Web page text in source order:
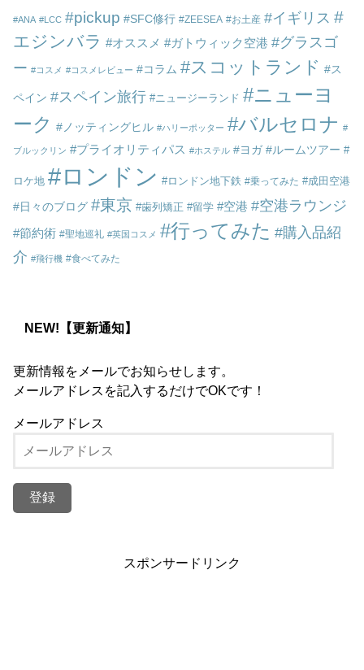
ANA LCC pickup SFC修行 ZEESEA お土産 イギリス
エジンバラ オススメ ガトウィック空港
グラスゴ
ー
コスメ コスメレビュー コラム スコットランド ス
ペイン スペイン旅行 ニュージーランド
ニューヨ
ーク
ノッティングヒル ハリーポッター バルセロナ
ブルックリン プライオリティパス ホステル ヨガ ルームツアー
ロケ地 ロンドン ロンドン地下鉄 乗ってみた 成田空港
日々のブログ 東京 歯列矯正 留学 空港 空港ラウンジ
節約術 聖地巡礼 英国コスメ 行ってみた
購入品紹
介
飛行機 食べてみた
NEW!【更新通知】
更新情報をメールでお知らせします。
メールアドレスを記入するだけでOKです！
メールアドレス
スポンサードリンク